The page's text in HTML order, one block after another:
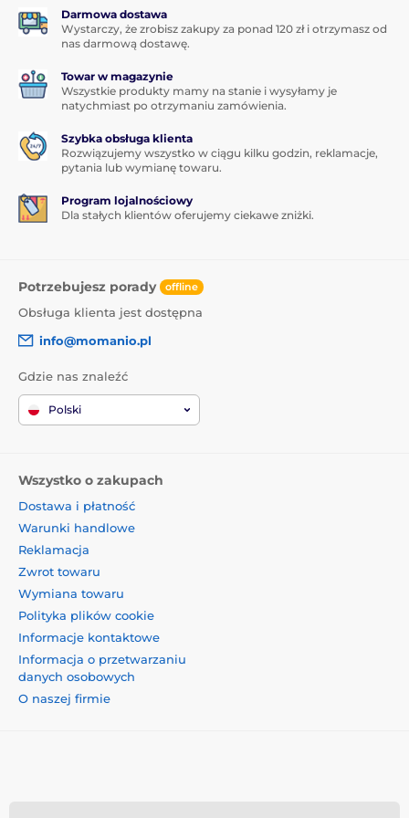
jestbardzo cienkie- zaledwie 0,33 mm. Oznacza to,
że na ekranie smartfona nawet go nie poczujesz.
*Zdjęcia mają charakter wyłącznie informacyjny.
Kolejną świetną zaletą tego szkła hartowanego do
Xiaomi Redmi Note 8T jest jego
aplikacja
. Dzięki
zestawowi aplikacyjnemu
przymocowanie szkła hartowanego do ekranu
Twojego smartfona będzie naprawdę proste.
W przeciwieństwie do niektórych innych szkieł
hartowanych, cała powierzchnia szkła hartowanego
adhezyjnym, co gwarantuje
ryzyka odklejania się krawędzi lub ich odstawania.
Zawartość opakowania:
1x sucha ściereczka
1x mokra ściereczka
Darmowa dostawa
Wystarczy, że zrobisz zakupy za ponad 120 zł i otrzymasz od
nas darmową dostawę.
Towar w magazynie
Wszystkie produkty mamy na stanie i wysyłamy je
natychmiast po otrzymaniu zamówienia.
Szybka obsługa klienta
Rozwiązujemy wszystko w ciągu kilku godzin, reklamacje,
pytania lub wymianę towaru.
Program lojalnościowy
Dla stałych klientów oferujemy ciekawe zniżki.
Potrzebujesz porady offline
Obsługa klienta jest dostępna
info@momanio.pl
Gdzie nas znaleźć
Polski
Wszystko o zakupach
Dostawa i płatność
Warunki handlowe
Reklamacja
Zwrot towaru
Wymiana towaru
Polityka plików cookie
Informacje kontaktowe
Informacja o przetwarzaniu
danych osobowych
O naszej firmie